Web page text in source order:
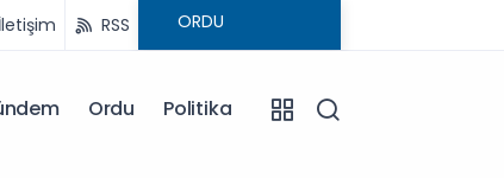
İletişim RSS
Ordu Politika